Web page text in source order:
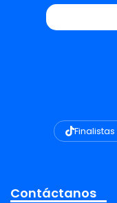
Finalistas
Contáctanos